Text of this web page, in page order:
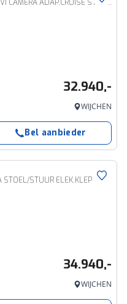
CUPRA 1.5 TSI 150 PK LED CARPLAY NAVI CAMERA ADAP.CRUISE STOEL/STUUR VERW. 05/2024
32.940,-
WIJCHEN
Bel aanbieder
CUPRA 1.5 TSI 150 PK BENZINE CAMERA STOEL/STUUR ELEK.KLEP VERW. LED LEER CARPLAY ZWARTE.HEMEL 08/2024
34.940,-
WIJCHEN